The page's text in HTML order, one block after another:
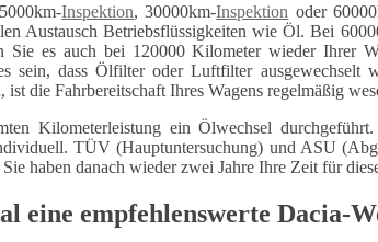
Inspektion, 30000km-Inspektion oder
Austausch Betriebsflüssigkeiten wie Öl. Bei
Sie es auch bei 120000 Kilometer wieder Ihrer
sein, dass Ölfilter oder Luftfilter
die Fahrbereitschaft Ihres Wagens regelmäßig
Kilometerleistung ein Ölwechsel
TÜV (Hauptuntersuchung) und ASU
haben danach wieder zwei Jahre Ihre Zeit für
eine empfehlenswerte Dacia-